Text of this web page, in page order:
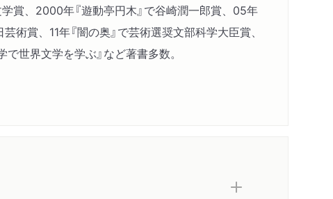
賞、2000年『遊動亭円木』で谷崎潤一郎賞、05年
術賞、11年『闇の奥』で芸術選奨文部科学大臣賞、
世界文学を学ぶ』など著書多数。